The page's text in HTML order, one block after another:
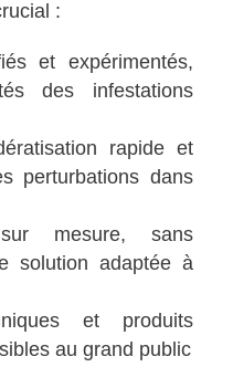
:
et expérimentés,
des infestations
rapide et
perturbations dans
mesure, sans
solution adaptée à
et produits
au grand public